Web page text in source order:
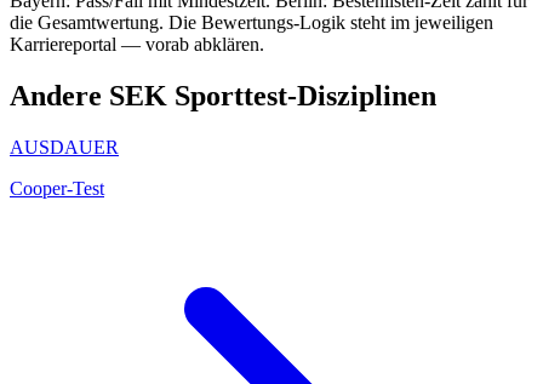
die Gesamtwertung. Die Bewertungs-Logik steht im jeweiligen
Karriereportal — vorab abklären.
Andere SEK Sporttest-Disziplinen
AUSDAUER
Cooper-Test